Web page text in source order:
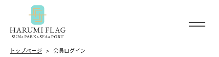
トップページ 会員ログイン